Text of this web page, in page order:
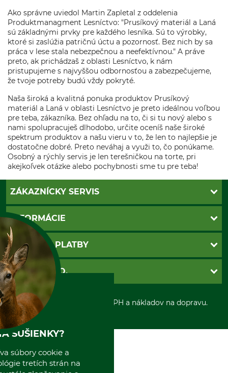
Ako správne uviedol Martin Zapletal z oddelenia
Produktmanagment Lesníctvo: "Prusíkový materiál a Laná
sú základnými prvky pre každého lesníka. Sú to výrobky,
ktoré si zaslúžia patričnú úctu a pozornosť. Bez nich by sa
práca v lese stala nebezpečnou a neefektívnou." A práve
preto, ak prichádzaš z oblasti Lesníctvo, k nám
pristupujeme s najvyššou odbornosťou a zabezpečujeme,
že tvoje potreby budú vždy pokryté.
Naša široká a kvalitná ponuka produktov Prusíkový
materiál a Laná v oblasti Lesníctvo je preto ideálnou voľbou
pre teba, zákazníka. Bez ohľadu na to, či si tu nový alebo s
nami spolupracuješ dlhodobo, určite oceníš naše široké
spektrum produktov a našu vieru v to, že len to najlepšie je
dostatočne dobré. Preto neváhaj a využi to, čo ponúkame.
Osobný a rýchly servis je len terešničkou na torte, pri
akejkoľvek otázke alebo pochybnosti sme tu pre teba!
ZÁKAZNÍCKY SERVIS
Kontakt
Katalógy
Newsletter
Nastavenia súborov cookie
INFORMÁCIE
Povinné údaje
Obchodné podmienky
Ochrana osobnych udajov
Otváracie hodiny
Zrušenie objednávky
SPÔSOBY PLATBY
Dobierka
Platba vopred
Sepa-inkaso
Osobný odber
GRUBE S.R.O.
O nás
Predajňa
Kolektív GRUBE
Naše pobočky v Európe
*Všetky ceny sú vrátane DPH a nákladov na dopravu.
SUŠIENKY?
súbory cookie a
tretích strán na